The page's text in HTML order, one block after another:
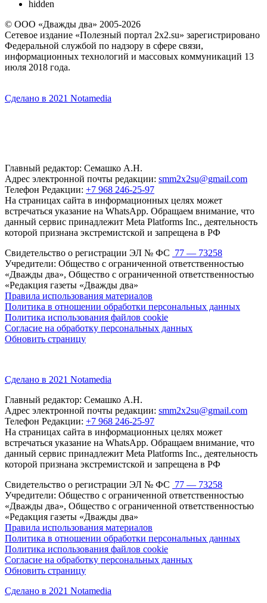
hidden
© ООО «Дважды два» 2005-2026
Сетевое издание «Полезный портал 2x2.su» зарегистрировано
Федеральной службой по надзору в сфере связи,
информационных технологий и массовых коммуникаций 13
июля 2018 года.
Сделано в 2021 Notamedia
Главный редактор: Семашко А.Н.
Адрес электронной почты редакции: smm2x2su@gmail.com
Телефон Редакции: +7 968 246-25-97
На страницах сайта в информационных целях может
встречаться указание на WhatsApp. Обращаем внимание, что
данный сервис принадлежит Meta Platforms Inc., деятельность
которой признана экстремистской и запрещена в РФ
Свидетельство о регистрации ЭЛ № ФС 77 — 73258
Учредители: Общество с ограниченной ответственностью
«Дважды два», Общество с ограниченной ответственностью
«Редакция газеты «Дважды два»
Правила использования материалов
Политика в отношении обработки персональных данных
Политика использования файлов cookie
Согласие на обработку персональных данных
Обновить страницу
Сделано в 2021 Notamedia
Главный редактор: Семашко А.Н.
Адрес электронной почты редакции: smm2x2su@gmail.com
Телефон Редакции: +7 968 246-25-97
На страницах сайта в информационных целях может
встречаться указание на WhatsApp. Обращаем внимание, что
данный сервис принадлежит Meta Platforms Inc., деятельность
которой признана экстремистской и запрещена в РФ
Свидетельство о регистрации ЭЛ № ФС 77 — 73258
Учредители: Общество с ограниченной ответственностью
«Дважды два», Общество с ограниченной ответственностью
«Редакция газеты «Дважды два»
Правила использования материалов
Политика в отношении обработки персональных данных
Политика использования файлов cookie
Согласие на обработку персональных данных
Обновить страницу
Сделано в 2021 Notamedia